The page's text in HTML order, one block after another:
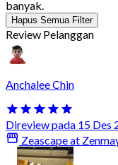
banyak.
Hapus Semua Filter
Review Pelanggan
Anchalee Chin
Direview pada 15 Des
Zeascape at